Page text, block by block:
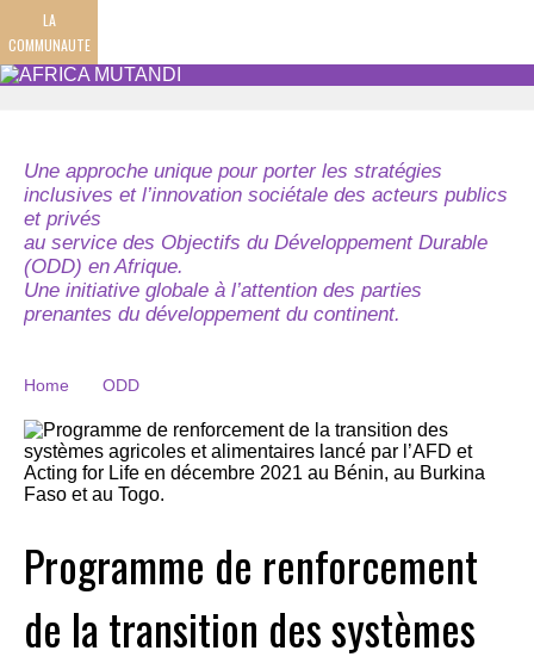
LA
COMMUNAUTE
Une approche unique pour porter les stratégies
inclusives et l’innovation sociétale des acteurs publics
et privés
au service des Objectifs du Développement Durable
(ODD) en Afrique.
Une initiative globale à l’attention des parties
prenantes du développement du continent.
Home ODD
Programme de renforcement
de la transition des systèmes